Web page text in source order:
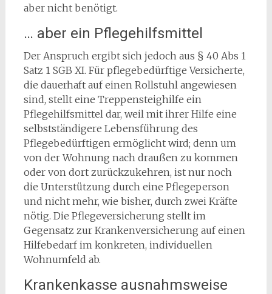
aber nicht benötigt.
… aber ein Pflegehilfsmittel
Der Anspruch ergibt sich jedoch aus § 40 Abs 1
Satz 1 SGB XI. Für pflegebedürftige Versicherte,
die dauerhaft auf einen Rollstuhl angewiesen
sind, stellt eine Treppensteighilfe ein
Pflegehilfsmittel dar, weil mit ihrer Hilfe eine
selbstständigere Lebensführung des
Pflegebedürftigen ermöglicht wird; denn um
von der Wohnung nach draußen zu kommen
oder von dort zurückzukehren, ist nur noch
die Unterstützung durch eine Pflegeperson
und nicht mehr, wie bisher, durch zwei Kräfte
nötig. Die Pflegeversicherung stellt im
Gegensatz zur Krankenversicherung auf einen
Hilfebedarf im konkreten, individuellen
Wohnumfeld ab.
Krankenkasse ausnahmsweise